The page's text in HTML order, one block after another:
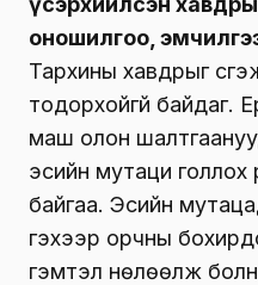
оношилгоо,
Тархины хавдрыг
тодорхойгүй байдаг.
маш олон
эсийн мутаци голлох
байгаа. Эсийн
гэхээр орчны
гэмтэл нөлөөлж